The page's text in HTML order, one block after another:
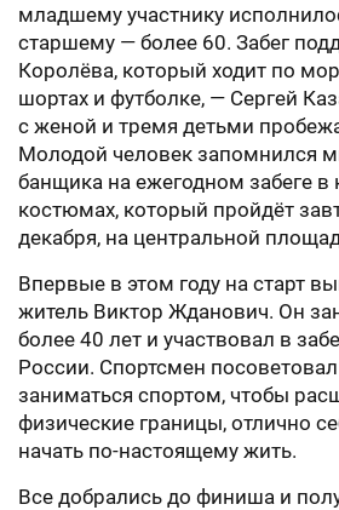
младшему участнику
старшему — более 60. Забег
Королёва, который ходит по
шортах и футболке, — Сергей
с женой и тремя детьми
Молодой человек запомнился
банщика на ежегодном забеге в
костюмах, который пройдёт
декабря, на центральной
Впервые в этом году на старт
житель Виктор Жданович. Он
более 40 лет и участвовал в
России. Спортсмен
заниматься спортом, чтобы
физические границы, отлично
начать по-настоящему жить.
Все добрались до финиша и